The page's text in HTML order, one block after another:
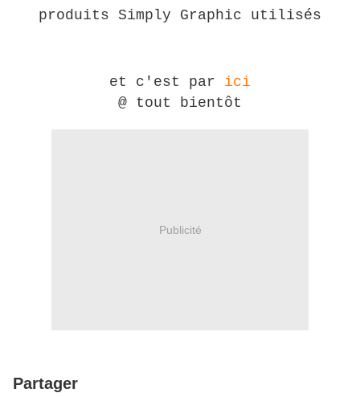
produits Simply Graphic utilisés
et c'est par ici
@ tout bientôt
Publicité
Partager